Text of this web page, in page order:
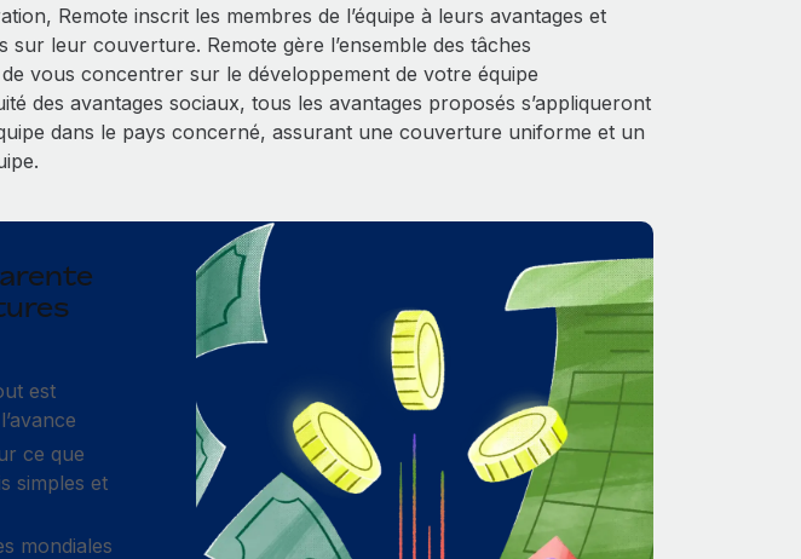
Remote inscrit les membres de l’équipe à leurs avantages et
leur couverture. Remote gère l’ensemble des tâches
vous concentrer sur le développement de votre équipe
des avantages sociaux, tous les avantages proposés s’appliqueront
dans le pays concerné, assurant une couverture uniforme et un
est
ce que
simples et
mondiales